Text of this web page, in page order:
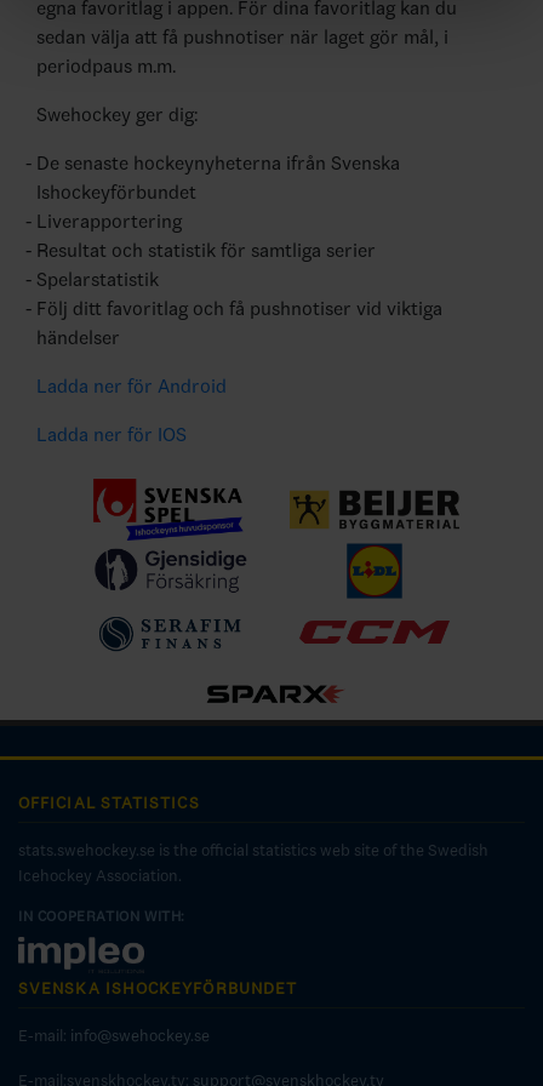
egna favoritlag i appen. För dina favoritlag kan du
sedan välja att få pushnotiser när laget gör mål, i
periodpaus m.m.
Swehockey ger dig:
De senaste hockeynyheterna ifrån Svenska
Ishockeyförbundet
Liverapportering
Resultat och statistik för samtliga serier
Spelarstatistik
Följ ditt favoritlag och få pushnotiser vid viktiga
händelser
Ladda ner för Android
Ladda ner för IOS
OFFICIAL STATISTICS
stats.swehockey.se is the official statistics web site of the Swedish
Icehockey Association.
IN COOPERATION WITH:
SVENSKA ISHOCKEYFÖRBUNDET
E-mail: info@swehockey.se
E-mail:svenskhockey.tv: support@svenskhockey.tv